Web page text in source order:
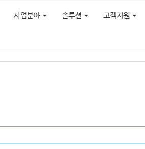
사업분야 솔루션 고객지원